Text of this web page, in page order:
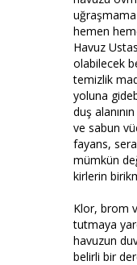
hemen
Havuz
olabilecek
temizlik
yoluna
duş
ve sabun
fayans,
mümkün
kirlerin
Klor, brom
tutmaya
havuzun
belirli bir